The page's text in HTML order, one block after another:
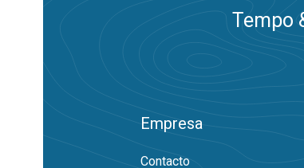
Tempo
Empresa
Contacto